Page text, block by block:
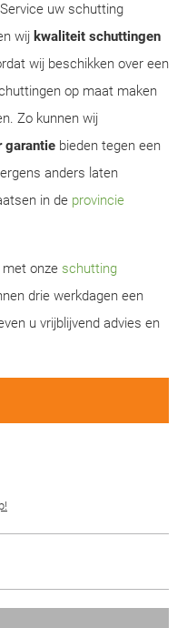
uw schutting
wij kwaliteit schuttingen
wij beschikken over een
op maat maken
Zo kunnen wij
garantie bieden tegen een
anders laten
in de provincie
onze schutting
drie werkdagen een
u vrijblijvend advies en